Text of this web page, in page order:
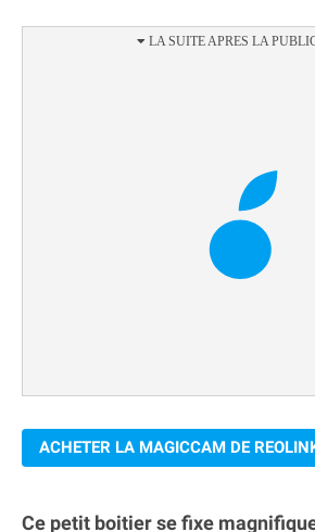
ACHETER LA MAGICCAM DE
Ce petit boitier se fixe